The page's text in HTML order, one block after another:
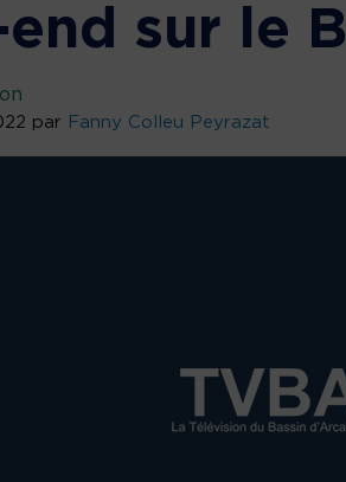
sur le
par Fanny Colleu Peyrazat